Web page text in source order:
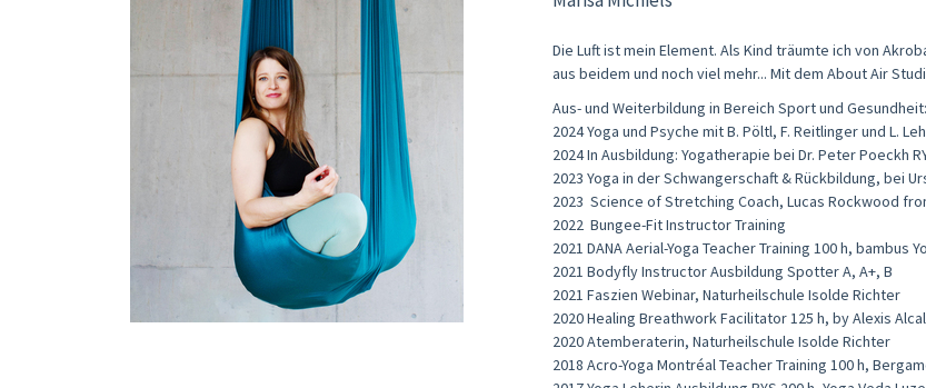
Die Luft ist mein Element. Als Kind träumte ich von
aus beidem und noch viel mehr... Mit dem About Air
Aus- und Weiterbildung in Bereich Sport und Gesundheit:​
2024 Yoga und Psyche mit B. Pöltl, F. Reitlinger und L.
2024 In Ausbildung: Yogatherapie bei Dr. Peter Poeckh
2023 Yoga in der Schwangerschaft & Rückbildung, bei
2023 Science of Stretching Coach, Lucas Rockwood
2022 Bungee-Fit Instructor Training
2021 DANA Aerial-Yoga Teacher Training 100 h, bambus
2021 Bodyfly Instructor Ausbildung Spotter A, A+, B
2021 Faszien Webinar, Naturheilschule Isolde Richter
2020 Healing Breathwork Facilitator 125 h, by Alexis
2020 Atemberaterin, Naturheilschule Isolde Richter
2018 Acro-Yoga Montréal Teacher Training 100 h,